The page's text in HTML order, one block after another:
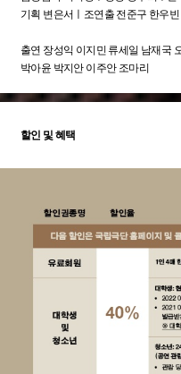
기획 변은서ㅣ조연출 전준구 한우빈
출연 장성익 이지민 류세일 남재국
박아윤 박지안 이주안 조마리
할인 및 혜택